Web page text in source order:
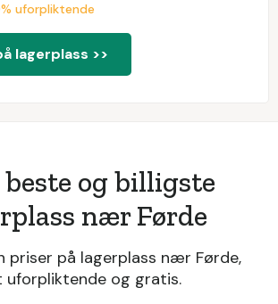
uforpliktende
lagerplass >>
og billigste
nær Førde
priser på lagerplass nær Førde,
uforpliktende og gratis.